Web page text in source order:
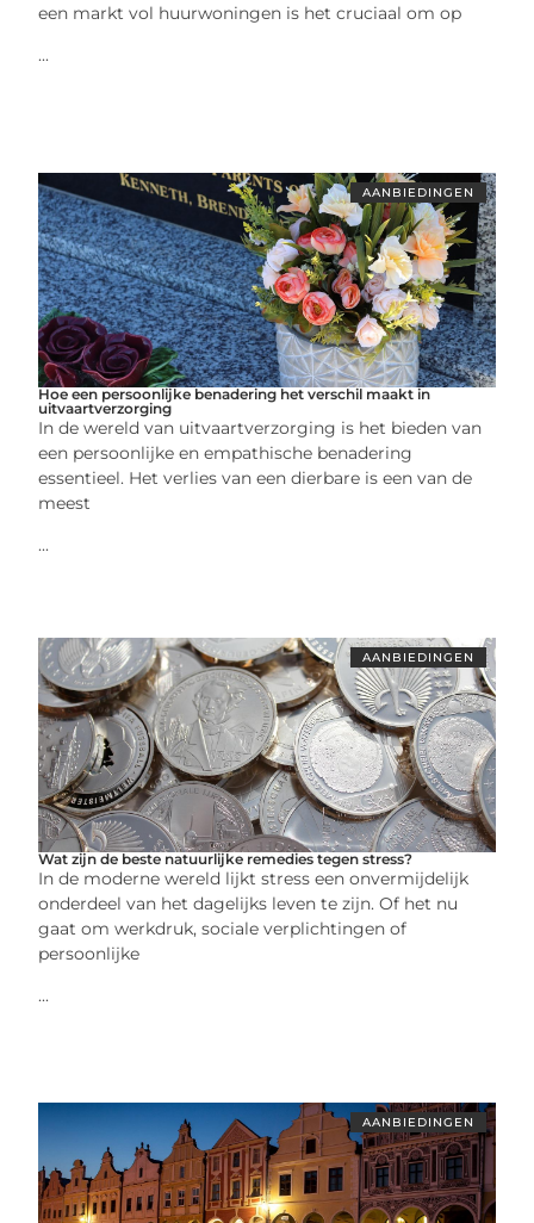
een markt vol huurwoningen is het cruciaal om op
...
AANBIEDINGEN
Hoe een persoonlijke benadering het verschil maakt in
uitvaartverzorging
In de wereld van uitvaartverzorging is het bieden van
een persoonlijke en empathische benadering
essentieel. Het verlies van een dierbare is een van de
meest
...
AANBIEDINGEN
Wat zijn de beste natuurlijke remedies tegen stress?
In de moderne wereld lijkt stress een onvermijdelijk
onderdeel van het dagelijks leven te zijn. Of het nu
gaat om werkdruk, sociale verplichtingen of
persoonlijke
...
AANBIEDINGEN